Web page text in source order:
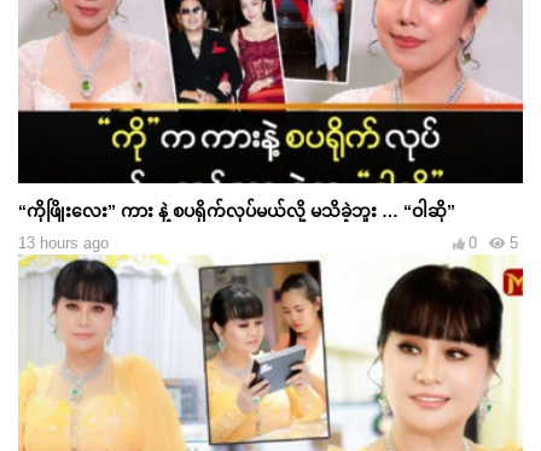
“ကိုဖြိုးလေး” ကား နဲ့ စပရိုက်လုပ်မယ်လို့ မသိခဲ့ဘူး … “ဝါဆို”
13 hours ago 5
0